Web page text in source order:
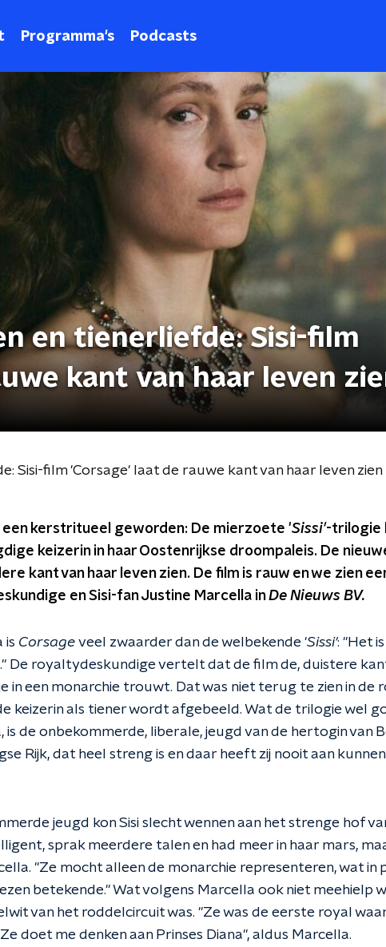
Programma's Podcasts
en tienerliefde: Sisi-film
kant van haar leven
Sisi-film 'Corsage' laat de rauwe kant van haar leven zien
een kerstritueel geworden: De mierzoete 'Sissi'-trilogie
keizerin in haar Oostenrijkse droompaleis. De
kant van haar leven zien. De film is rauw en we zien
en Sisi-fan Justine Marcella inDe Nieuws BV.
is Corsage veel zwaarder dan de welbekende 'Sissi': "Het
De royaltydeskundige vertelt dat de film de, duistere
in een monarchie trouwt. Dat was niet terug te zien in de
keizerin als tiener wordt afgebeeld. Wat de trilogie wel
de onbekommerde, liberale, jeugd van de hertogin van
Rijk, dat heel streng is en daar heeft zij nooit aan kunnen
jeugd kon Sisi slecht wennen aan het strenge hof
sprak meerdere talen en had meer in haar mars,
"Ze mocht alleen de monarchie representeren, wat in
betekende." Wat volgens Marcella ook niet meehielp
van het roddelcircuit was. "Ze was de eerste royal
doet me denken aan Prinses Diana", aldus Marcella.